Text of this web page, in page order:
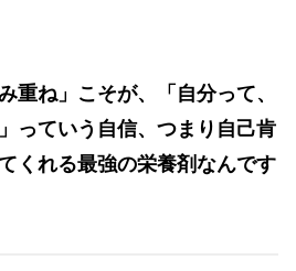
重ね」こそが、「自分って、
っていう自信、つまり 自己肯
くれる最強の栄養剤なんです